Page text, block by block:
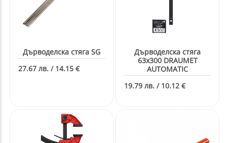
Дърводелска стяга SG
27.67 лв. / 14.15 €
Дърводелска стяга
63х300 DRAUMET
AUTOMATIC
19.79 лв. / 10.12 €